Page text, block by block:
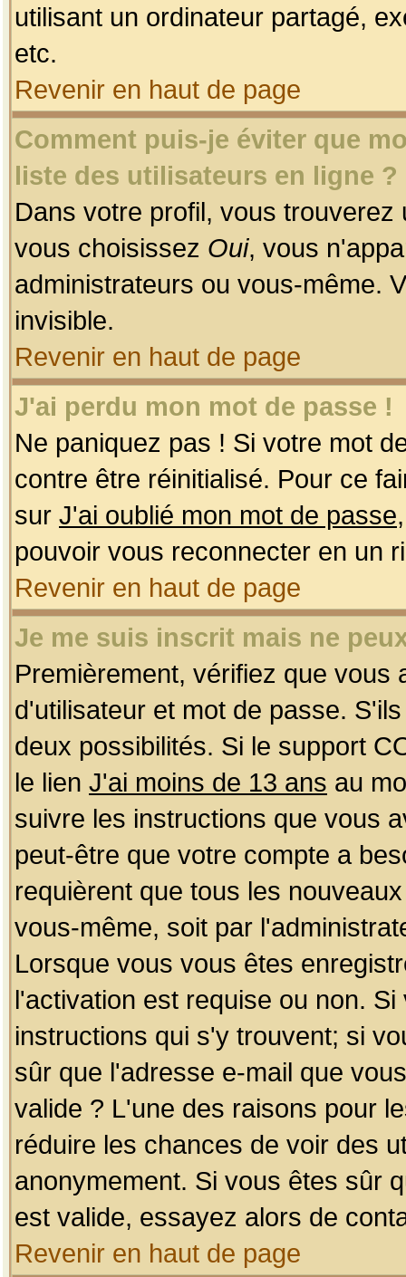
utilisant un ordinateur partagé,
etc.
Revenir en haut de page
Comment puis-je éviter que
liste des utilisateurs en ligne ?
Dans votre profil, vous
vous choisissez Oui, vous
administrateurs ou vous-même.
invisible.
Revenir en haut de page
J'ai perdu mon mot de passe !
Ne paniquez pas ! Si votre mot
contre être réinitialisé. Pour ce
sur J'ai oublié mon mot de passe
pouvoir vous reconnecter en un
Revenir en haut de page
Je me suis inscrit mais ne
Premièrement, vérifiez que
d'utilisateur et mot de passe.
deux possibilités. Si le support
le lien J'ai moins de 13 ans au
suivre les instructions que vous
peut-être que votre compte a
requièrent que tous les
vous-même, soit par
Lorsque vous vous êtes
l'activation est requise ou non.
instructions qui s'y trouvent; si
sûr que l'adresse e-mail que
valide ? L'une des raisons pour
réduire les chances de voir des
anonymement. Si vous êtes sûr
est valide, essayez alors de
Revenir en haut de page